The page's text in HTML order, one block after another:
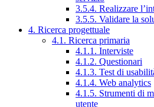
3.5.4. Realizzare
3.5.5. Validare la
4. Ricerca progettuale
4.1. Ricerca primaria
4.1.1. Interviste
4.1.2. Questionari
4.1.3. Test di
4.1.4. Web analytics
4.1.5. Strumenti di
utente